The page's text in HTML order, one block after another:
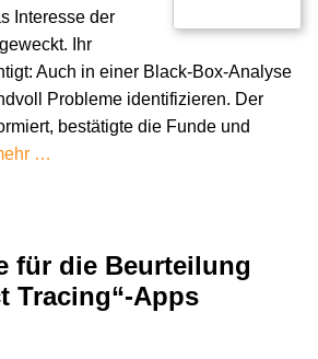
Interesse der
Ihr
Auch in einer Black-Box-Analyse
Probleme identifizieren. Der
bestätigte die Funde und
…
für die Beurteilung
Tracing“-Apps